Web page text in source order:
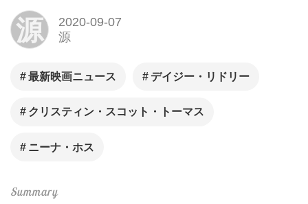
源
2020-09-07
源
最新映画ニュース デイジー・リドリー
クリスティン・スコット・トーマス
ニーナ・ホス